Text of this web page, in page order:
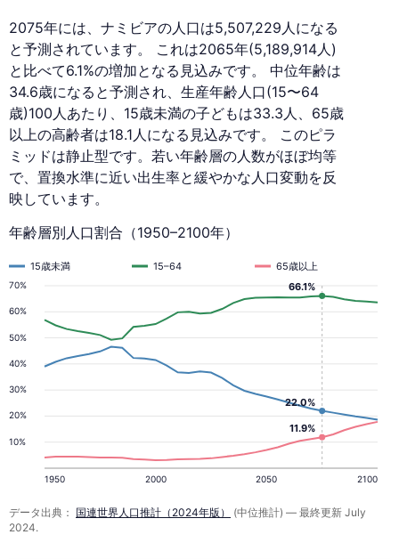
2075年には、ナミビアの人口は5,507,229人になる
と予測されています。 これは2065年(5,189,914人)
と比べて6.1%の増加となる見込みです。 中位年齢は
34.6歳になると予測され、生産年齢人口(15〜64
歳)100人あたり、15歳未満の子どもは33.3人、65歳
以上の高齢者は18.1人になる見込みです。 このピラ
ミッドは静止型です。若い年齢層の人数がほぼ均等
で、置換水準に近い出生率と緩やかな人口変動を反
映しています。
年齢層別人口割合（1950–2100年）
10%
20%
30%
40%
50%
60%
70%
1950 2000 2050 2100
15歳未満 15–64 65歳以上
22.0%
11.9%
66.1%
データ出典： 国連世界人口推計（2024年版）
(中位推計) — 最終更新 July
2024.